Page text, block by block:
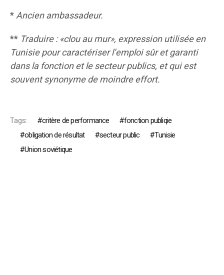
*Ancien ambassadeur.
** Traduire : «clou au mur», expression utilisée en
Tunisie pour caractériser l’emploi sûr et garanti
dans la fonction et le secteur publics, et qui est
souvent synonyme de moindre effort.
Tags: critère de performance
fonction publiqie
obligation de résultat
secteur public
Tunisie
Union soviétique